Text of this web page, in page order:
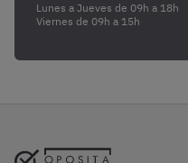
Lunes a Jueves de 09h a 18h
Viernes de 09h a 15h